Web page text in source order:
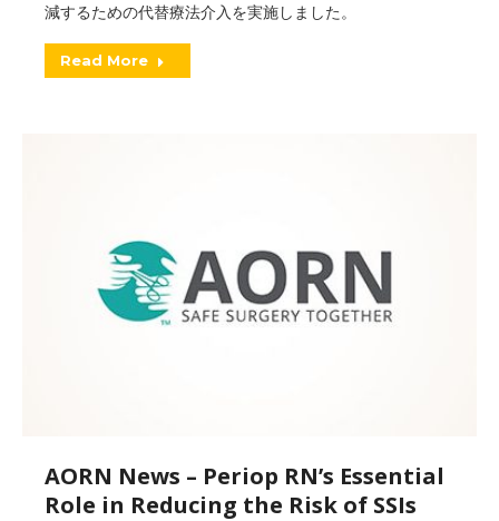
減するための代替療法介入を実施しました。
Read More
AORN News – Periop RN’s Essential
Role in Reducing the Risk of SSIs